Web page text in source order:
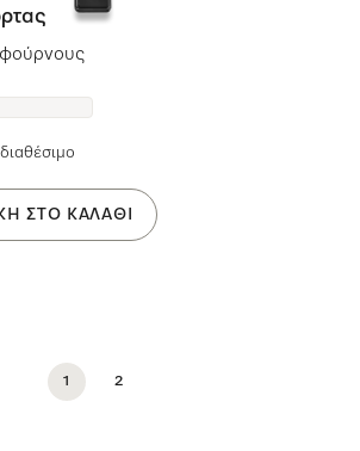
φούρνους
ΣΤΟ ΚΑΛΆΘΙ
1 2